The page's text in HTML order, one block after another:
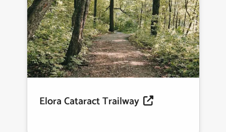
Elora Cataract Trailway